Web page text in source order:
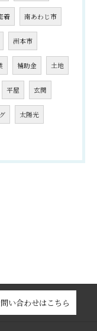
着 南あわじ市
洲本市
補助金 土地
平屋 玄関
太陽光
い合わせはこちら